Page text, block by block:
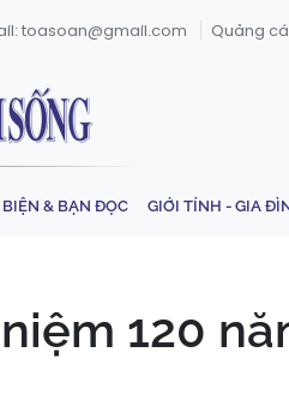
toasoan@gmail.com Quảng
& BẠN ĐỌC GIỚI TÍNH - GIA
120